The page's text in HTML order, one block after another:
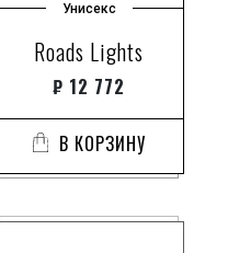
Унисекс
Roads Lights
₽ 12 772
В КОРЗИНУ